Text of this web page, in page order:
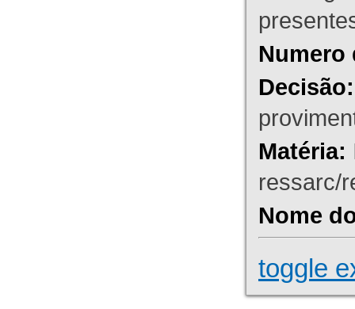
Numero
Decisão:
Matéria:
ressarc/
Nome
toggle